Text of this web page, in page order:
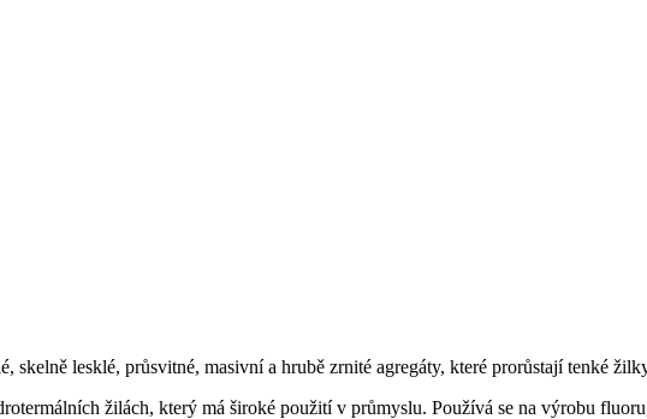
skelně lesklé, průsvitné, masivní a hrubě zrnité agregáty, které prorůstají tenké
žilách, který má široké použití v průmyslu. Používá se na výrobu